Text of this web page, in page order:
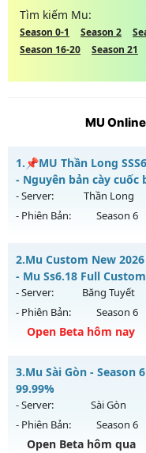
Tìm kiếm Mu:
Season 0-1 Season 2
Season 16-20
Season 21
MU
1. 📌MU Thần Long
- Nguyên bản cày cuốc
- Server: Thần Long
- Phiên Bản:
Season 6
cuốn
Mu mới ra tháng 07
ngày 29/07/2626
Exp: 500x - Drop: 25%
Thể loại: Mu Nguyên
Antihack: VIP SHIELD
2.Mu Custom New
- Mu Ss6.18 Full
- Server: Băng Tuyết
- Phiên Bản:
Season 6
Open Beta hôm nay
Mu Custom New 2026 -
Mới
Mu mới ra tháng 08
ngày 06/08/2626
Exp: 9999x - Drop: 90%
3.Mu Sài Gòn - Season
99.99%
- Server: Sài Gòn
- Phiên Bản:
Season 6
Open Beta hôm qua